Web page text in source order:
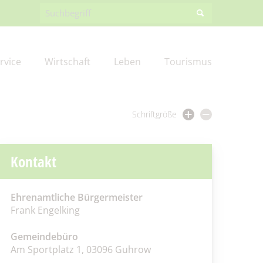
Kommunalpolitik/Sitzungen
Fundbüro
Wirtschaft Leben Tourismus
Schriftgröße
Kontakt
Ehrenamtliche Bürgermeister
Frank Engelking
Gemeindebüro
Am Sportplatz 1, 03096 Guhrow